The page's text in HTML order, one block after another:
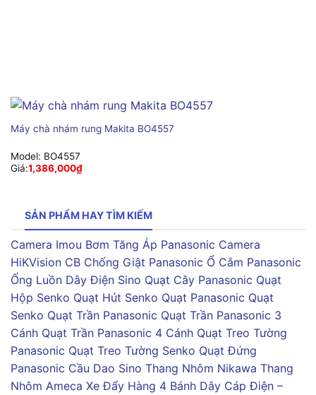
Máy chà nhám rung Makita BO4557
Model: BO4557
Giá:1,386,000₫
SẢN PHẨM HAY TÌM KIẾM
Camera Imou Bơm Tăng Áp Panasonic Camera
HiKVision CB Chống Giật Panasonic Ổ Cắm Panasonic
Ống Luồn Dây Điện Sino Quạt Cây Panasonic Quạt
Hộp Senko Quạt Hút Senko Quạt Panasonic Quạt
Senko Quạt Trần Panasonic Quạt Trần Panasonic 3
Cánh Quạt Trần Panasonic 4 Cánh Quạt Treo Tường
Panasonic Quạt Treo Tường Senko Quạt Đứng
Panasonic Cầu Dao Sino Thang Nhôm Nikawa Thang
Nhôm Ameca Xe Đẩy Hàng 4 Bánh Dây Cáp Điện –